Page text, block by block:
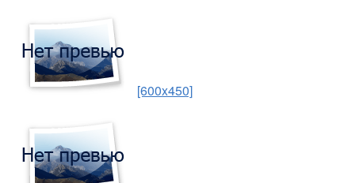
[600x450]